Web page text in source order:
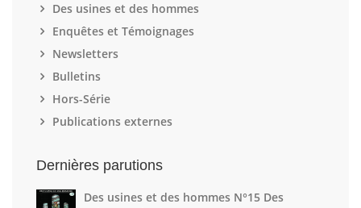
Des usines et des hommes
Enquêtes et Témoignages
Newsletters
Bulletins
Hors-Série
Publications externes
Dernières parutions
Des usines et des hommes N°15 Des